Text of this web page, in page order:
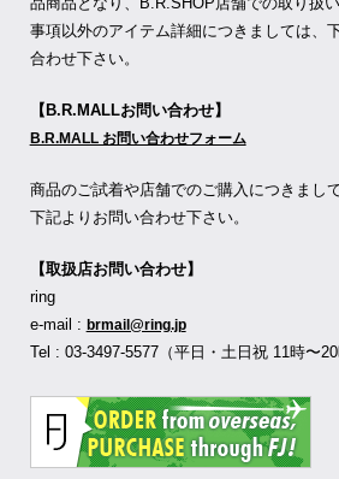
事項以外のアイテム詳細につきましては、
合わせ下さい。
【B.R.MALLお問い合わせ】
B.R.MALL お問い合わせフォーム
商品のご試着や店舗でのご購入につきまして
下記よりお問い合わせ下さい。
【取扱店お問い合わせ】
ring
e-mail : brmail@ring.jp
Tel : 03-3497-5577（平日・土日祝 11時〜20